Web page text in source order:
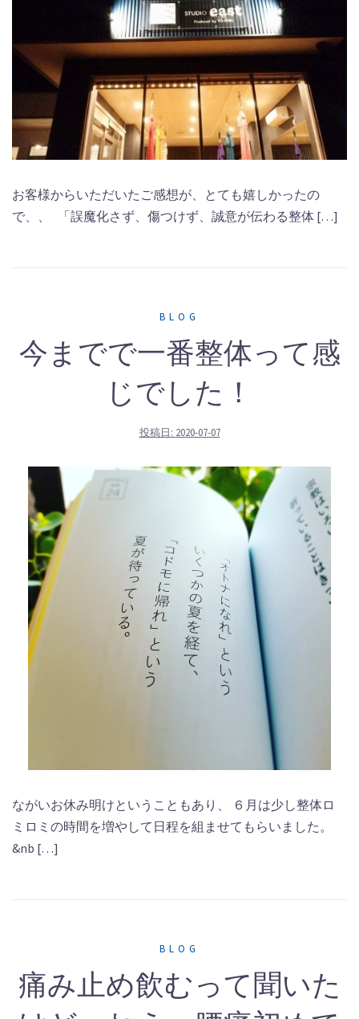
お客様からいただいたご感想が、とても嬉しかったの
で、、 「誤魔化さず、傷つけず、誠意が伝わる整体 […]
BLOG
今までで一番整体って感
じでした！
投稿日: 2020-07-07
ながいお休み明けということもあり、 ６月は少し整体ロ
ミロミの時間を増やして日程を組ませてもらいました。
&nb […]
BLOG
痛み止め飲むって聞いた